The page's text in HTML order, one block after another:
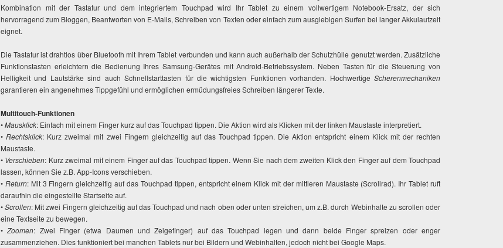
Kombination mit der Tastatur und dem integriertem Touchpad wird Ihr Tablet zu einem vollwertigem Notebook-Ersatz, der sich
hervorragend zum Bloggen, Beantworten von E-Mails, Schreiben von Texten oder einfach zum ausgiebigen Surfen bei langer Akkulaufzeit
eignet.
Die Tastatur ist drahtlos über Bluetooth mit Ihrem Tablet verbunden und kann auch außerhalb der Schutzhülle genutzt werden. Zusätzliche
Funktionstasten erleichtern die Bedienung Ihres Samsung-Gerätes mit Android-Betriebssystem. Neben Tasten für die Steuerung von
Helligkeit und Lautstärke sind auch Schnellstarttasten für die wichtigsten Funktionen vorhanden. Hochwertige Scherenmechaniken
garantieren ein angenehmes Tippgefühl und ermöglichen ermüdungsfreies Schreiben längerer Texte.
Multitouch-Funktionen
•Mausklick: Einfach mit einem Finger kurz auf das Touchpad tippen. Die Aktion wird als Klicken mit der linken Maustaste interpretiert.
•Rechtsklick: Kurz zweimal mit zwei Fingern gleichzeitig auf das Touchpad tippen. Die Aktion entspricht einem Klick mit der rechten
Maustaste.
• Verschieben: Kurz zweimal mit einem Finger auf das Touchpad tippen. Wenn Sie nach dem zweiten Klick den Finger auf dem Touchpad
lassen, können Sie z.B. App-Icons verschieben.
• Return: Mit 3 Fingern gleichzeitig auf das Touchpad tippen, entspricht einem Klick mit der mittleren Maustaste (Scrollrad). Ihr Tablet ruft
daraufhin die eingestellte Startseite auf.
•Scrollen: Mit zwei Fingern gleichzeitig auf das Touchpad und nach oben oder unten streichen, um z.B. durch Webinhalte zu scrollen oder
eine Textseite zu bewegen.
•Zoomen: Zwei Finger (etwa Daumen und Zeigefinger) auf das Touchpad legen und dann beide Finger spreizen oder enger
zusammenziehen. Dies funktioniert bei manchen Tablets nur bei Bildern und Webinhalten, jedoch nicht bei Google Maps.